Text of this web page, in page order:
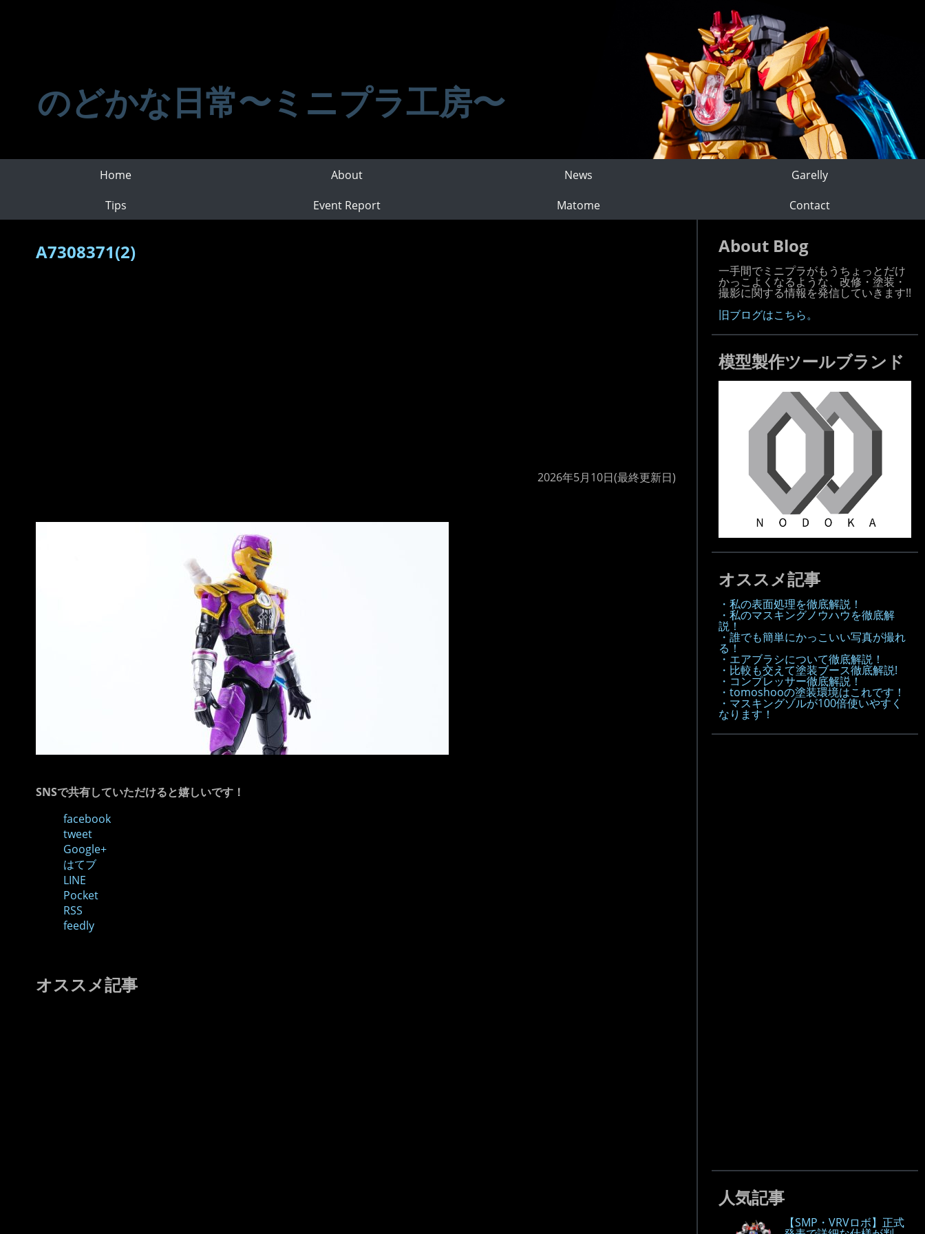
のどかな日常〜ミニプラ工房〜
Home About News
Garelly
Tips
Event Report Matome Contact
A7308371(2)
2026年5月10日(最終更新日)
SNSで共有していただけると嬉しいです！
facebook
tweet
Google+
はてブ
LINE
Pocket
RSS
feedly
オススメ記事
About Blog
一手間でミニプラがもうちょっとだけ
かっこよくなるような、改修・塗装・
撮影に関する情報を発信していきます!!
旧ブログはこちら。
模型製作ツールブランド
オススメ記事
・私の表面処理を徹底解説！
・私のマスキングノウハウを徹底解
説！
・誰でも簡単にかっこいい写真が撮れ
る！
・エアブラシについて徹底解説！
・比較も交えて塗装ブース徹底解説!
・コンプレッサー徹底解説！
・tomoshooの塗装環境はこれです！
・マスキングゾルが100倍使いやすく
なります！
人気記事
【SMP・VRVロボ】正式